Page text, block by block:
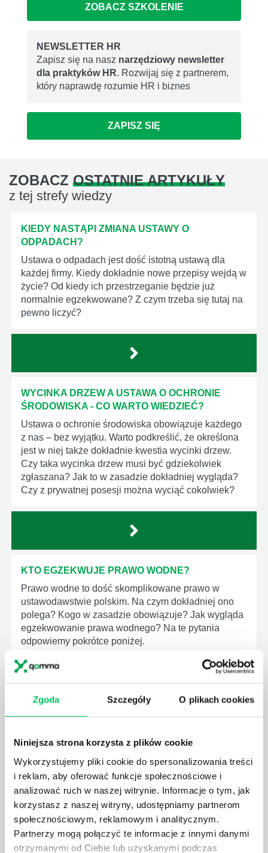
Zgoda Szczegóły O plikach cookies
Niniejsza strona korzysta z plików cookie
Wykorzystujemy pliki cookie do spersonalizowania treści
i reklam, aby oferować funkcje społecznościowe i
analizować ruch w naszej witrynie. Informacje o tym, jak
korzystasz z naszej witryny, udostępniamy partnerom
społecznościowym, reklamowym i analitycznym.
Partnerzy mogą połączyć te informacje z innymi danymi
otrzymanymi od Ciebie lub uzyskanymi podczas
ZOBACZ SZKOLENIE
NEWSLETTER HR
Zapisz się na nasz narzędziowy newsletter
dla praktyków HR. Rozwijaj się z partnerem,
który naprawdę rozumie HR i biznes
ZAPISZ SIĘ
ZOBACZ OSTATNIE ARTYKUŁY
z tej strefy wiedzy
KIEDY NASTĄPI ZMIANA USTAWY O
ODPADACH?
Ustawa o odpadach jest dość istotną ustawą dla
każdej firmy. Kiedy dokładnie nowe przepisy wejdą w
życie? Od kiedy ich przestrzeganie będzie już
normalnie egzekwowane? Z czym trzeba się tutaj na
pewno liczyć?
WYCINKA DRZEW A USTAWA O OCHRONIE
ŚRODOWISKA - CO WARTO WIEDZIEĆ?
Ustawa o ochronie środowiska obowiązuje każdego
z nas – bez wyjątku. Warto podkreślić, że określona
jest w niej także dokładnie kwestia wycinki drzew.
Czy taka wycinka drzew musi być gdziekolwiek
zgłaszana? Jak to w zasadzie dokładniej wygląda?
Czy z prywatnej posesji można wyciąć cokolwiek?
KTO EGZEKWUJE PRAWO WODNE?
Prawo wodne to dość skomplikowane prawo w
ustawodawstwie polskim. Na czym dokładniej ono
polega? Kogo w zasadzie obowiązuje? Jak wygląda
egzekwowanie prawa wodnego? Na te pytania
odpowiemy pokrótce poniżej.
MEDYCZNYCH?
W związku z ogromnym rozwojem dzisiejszego
społeczeństwa wprowadzane jest coraz więcej reguł,
które mają za zadanie poprawić poszczególne
dziedziny gospodarki. Dzięki nim wszystkie firmy
będą zobowiązane przestrzegać zasad, których
wprowadzenie dąży do ujednolicenia jakości
produktów, które trafiają do klientów.